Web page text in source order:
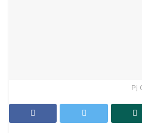
Pj